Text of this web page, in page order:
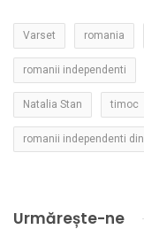
Varset romania
romanii independenti
Natalia Stan timoc
romanii independenti
Urmărește-ne